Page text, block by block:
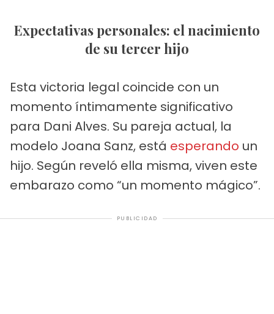
Expectativas personales: el nacimiento
de su tercer hijo
Esta victoria legal coincide con un
momento íntimamente significativo
para Dani Alves. Su pareja actual, la
modelo Joana Sanz, está esperando un
hijo. Según reveló ella misma, viven este
embarazo como “un momento mágico”.
PUBLICIDAD